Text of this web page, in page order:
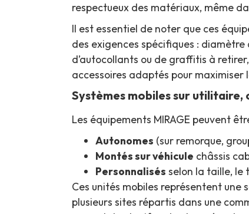
respectueux des matériaux, même
Il est essentiel de noter que ces
des exigences spécifiques :
d’autocollants ou de graffitis à
accessoires adaptés pour
Systèmes mobiles sur
Les équipements MIRAGE peuvent
Autonomes (sur remorque,
Montés sur véhicule châssis
Personnalisés selon la taille, le
Ces unités mobiles représentent
plusieurs sites répartis dans une